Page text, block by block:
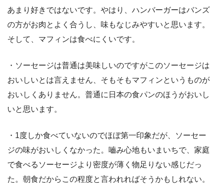
あまり好きではないです。やはり、ハンバーガーはバンズ
の方がお肉とよく合うし、味もなじみやすいと思います。
そして、マフィンは食べにくいです。
・ソーセージは普通は美味しいのですがこのソーセージは
おいしいとは言えません、そもそもマフィンというものが
おいしくありません。普通に日本の食パンのほうがおいし
いと思います。
・1度しか食べていないのでほぼ第一印象だが、ソーセー
ジの味がおいしくなかった。嚙み心地もいまいちで、家庭
で食べるソーセージより密度が薄く物足りない感じだっ
た。朝食だからこの程度と言われればそうかもしれない。